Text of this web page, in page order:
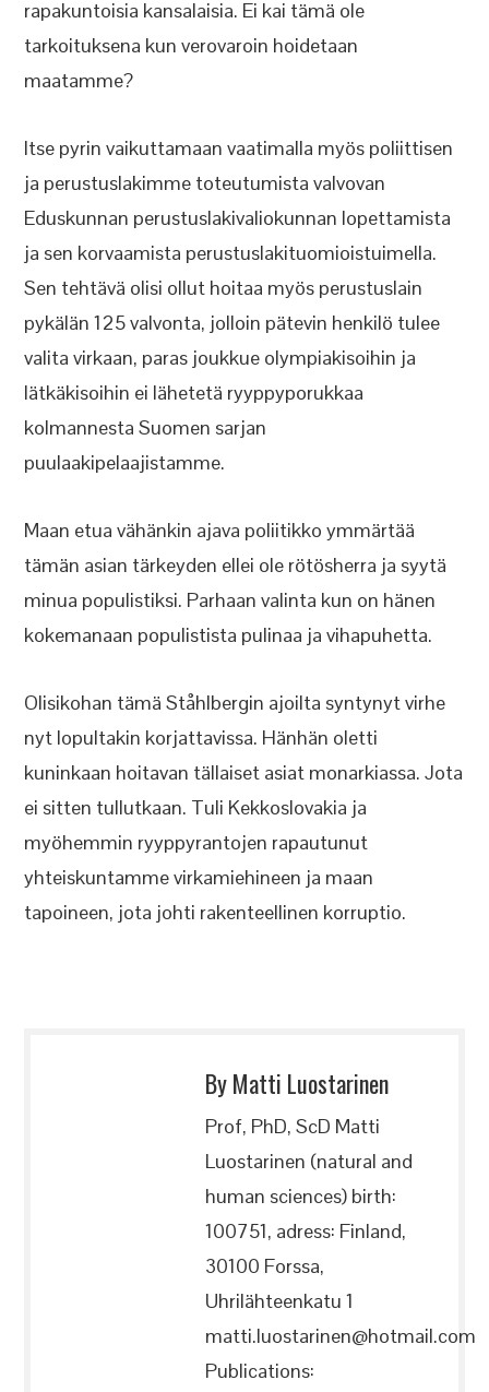
rapakuntoisia kansalaisia. Ei kai tämä ole
tarkoituksena kun verovaroin hoidetaan
maatamme?
Itse pyrin vaikuttamaan vaatimalla myös poliittisen
ja perustuslakimme toteutumista valvovan
Eduskunnan perustuslakivaliokunnan lopettamista
ja sen korvaamista perustuslakituomioistuimella.
Sen tehtävä olisi ollut hoitaa myös perustuslain
pykälän 125 valvonta, jolloin pätevin henkilö tulee
valita virkaan, paras joukkue olympiakisoihin ja
lätkäkisoihin ei lähetetä ryyppyporukkaa
kolmannesta Suomen sarjan
puulaakipelaajistamme.
Maan etua vähänkin ajava poliitikko ymmärtää
tämän asian tärkeyden ellei ole rötösherra ja syytä
minua populistiksi. Parhaan valinta kun on hänen
kokemanaan populistista pulinaa ja vihapuhetta.
Olisikohan tämä Ståhlbergin ajoilta syntynyt virhe
nyt lopultakin korjattavissa. Hänhän oletti
kuninkaan hoitavan tällaiset asiat monarkiassa. Jota
ei sitten tullutkaan. Tuli Kekkoslovakia ja
myöhemmin ryyppyrantojen rapautunut
yhteiskuntamme virkamiehineen ja maan
tapoineen, jota johti rakenteellinen korruptio.
By Matti Luostarinen
Prof, PhD, ScD Matti
Luostarinen (natural and
human sciences) birth:
100751, adress: Finland,
30100 Forssa,
Uhrilähteenkatu 1
matti.luostarinen@hotmail.com
Publications: